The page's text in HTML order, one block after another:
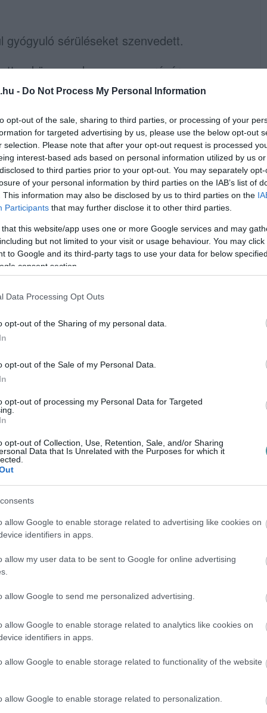
- Do Not Process My Personal Information
opt-out of the sale, sharing to third parties, or processing of your
for targeted advertising by us, please use the below opt-out
selection. Please note that after your opt-out request is processed
interest-based ads based on personal information utilized by us
to third parties prior to your opt-out. You may separately
of your personal information by third parties on the IAB’s list of
This information may also be disclosed by us to third parties on the
Participants that may further disclose it to other third parties.
that this website/app uses one or more Google services and may
but not limited to your visit or usage behaviour. You may
to Google and its third-party tags to use your data for below
consent section.
Data Processing Opt Outs
opt-out of the Sharing of my personal data.
opt-out of the Sale of my Personal Data.
opt-out of processing my Personal Data for Targeted
opt-out of Collection, Use, Retention, Sale, and/or Sharing
Data that Is Unrelated with the Purposes for which it
allow Google to enable storage related to advertising like cookies on
identifiers in apps.
allow my user data to be sent to Google for online advertising
allow Google to send me personalized advertising.
allow Google to enable storage related to analytics like cookies on
identifiers in apps.
allow Google to enable storage related to functionality of the website
allow Google to enable storage related to personalization.
sérüléseket szenvedett.
a köznyugalom megzavarására
vádat nemrégiben a Füzesabonyi
Konkoly Thege László sajtószóvivő
előéletű terhelt 2020. szeptember 2-án a
fetrengve artikulálatlanul ordított az
teljesítő tolatásvezető hozzá lépett,
kért ebből, inkább magától lábra állt, majd
aki nyolc napon belül gyógyuló
vétségével és könnyű testi sértés
olyan helyen követte el, ahol több
a körükben riadalmat és
szeptember 26-án este egy hasonló
oda egy általa nem ismert férfihoz
nem volt hajlandó kisegíteni őt,
majd kiment a váróteremből, ahová
A nehéz követ megpróbált
kerülhetett volna a megtámadott
elkövetett garázdaság bűntettével
járványveszélyre tekintettel – mindkét
nélkül, büntetővégzéssel zárja le
szemben az ügyészség felfüggesztett
előéletű vádlott esetében jóvátételi
elrendelése mellett.